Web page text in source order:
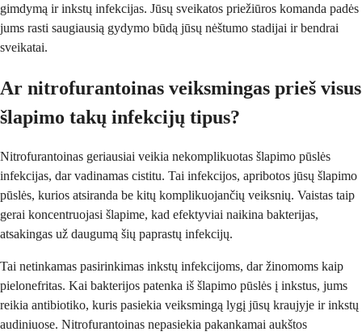
gimdymą ir inkstų infekcijas. Jūsų sveikatos priežiūros komanda padės
jums rasti saugiausią gydymo būdą jūsų nėštumo stadijai ir bendrai
sveikatai.
Ar nitrofurantoinas veiksmingas prieš visus
šlapimo takų infekcijų tipus?
Nitrofurantoinas geriausiai veikia nekomplikuotas šlapimo pūslės
infekcijas, dar vadinamas cistitu. Tai infekcijos, apribotos jūsų šlapimo
pūslės, kurios atsiranda be kitų komplikuojančių veiksnių. Vaistas taip
gerai koncentruojasi šlapime, kad efektyviai naikina bakterijas,
atsakingas už daugumą šių paprastų infekcijų.
Tai netinkamas pasirinkimas inkstų infekcijoms, dar žinomoms kaip
pielonefritas. Kai bakterijos patenka iš šlapimo pūslės į inkstus, jums
reikia antibiotiko, kuris pasiekia veiksmingą lygį jūsų kraujyje ir inkstų
audiniuose. Nitrofurantoinas nepasiekia pakankamai aukštos